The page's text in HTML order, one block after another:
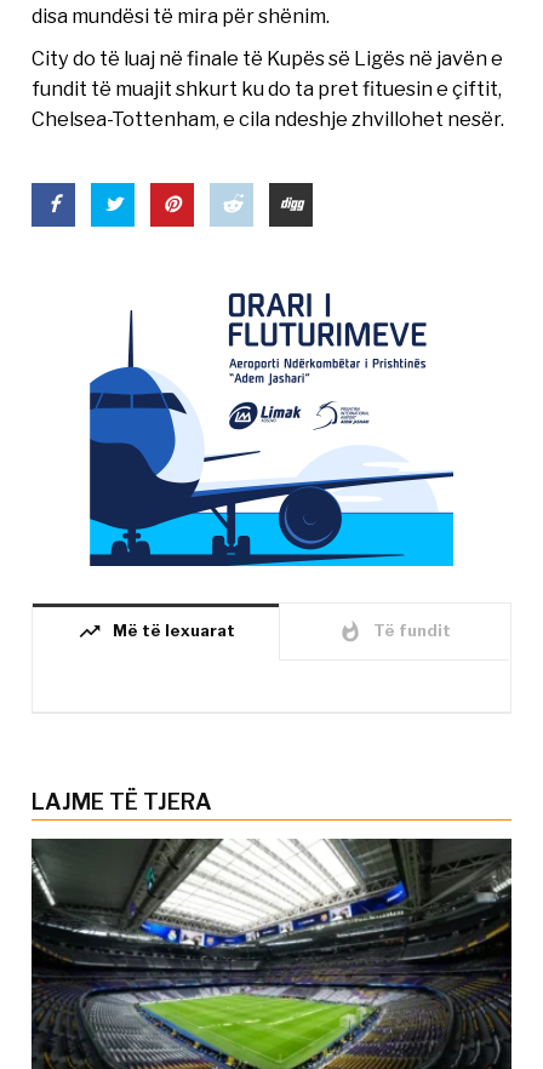
disa mundësi të mira për shënim.
City do të luaj në finale të Kupës së Ligës në javën e
fundit të muajit shkurt ku do ta pret fituesin e çiftit,
Chelsea-Tottenham, e cila ndeshje zhvillohet nesër.
trending_up Më të lexuarat whatshot Të fundit
LAJME TË TJERA